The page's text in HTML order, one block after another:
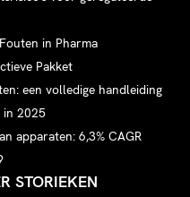
in Pharma
Pakket
een volledige handleiding
in 2025
apparaten: 6,3% CAGR
STORIEKEN